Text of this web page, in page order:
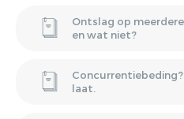
Ontslag op
en wat niet?
Concurrentiebeding?
laat.